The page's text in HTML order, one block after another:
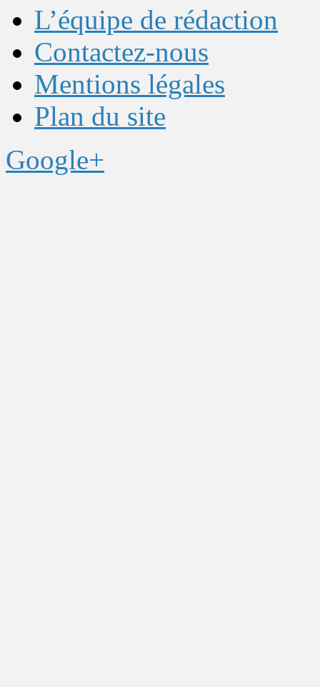
L’équipe de rédaction
Contactez-nous
Mentions légales
Plan du site
Google+